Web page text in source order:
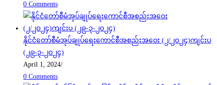
0 Comments
နိုင်ငံတော်စီမံအုပ်ချုပ်ရေးကောင်စီအစည်းအဝေး (၂/၂၀၂၄)ကျင်းပ
(၂၉-၃-၂၀၂၄)
April 1, 2024/
0 Comments